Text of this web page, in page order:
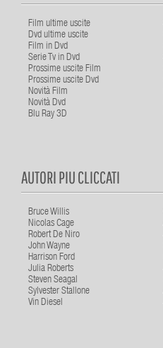
Film ultime uscite
Dvd ultime uscite
Film in Dvd
Serie Tv in Dvd
Prossime uscite Film
Prossime uscite Dvd
Novità Film
Novità Dvd
Blu Ray 3D
AUTORI PIU CLICCATI
Bruce Willis
Nicolas Cage
Robert De Niro
John Wayne
Harrison Ford
Julia Roberts
Steven Seagal
Sylvester Stallone
Vin Diesel